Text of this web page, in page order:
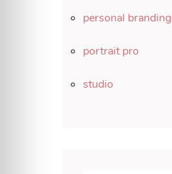
personal branding
portrait pro
studio